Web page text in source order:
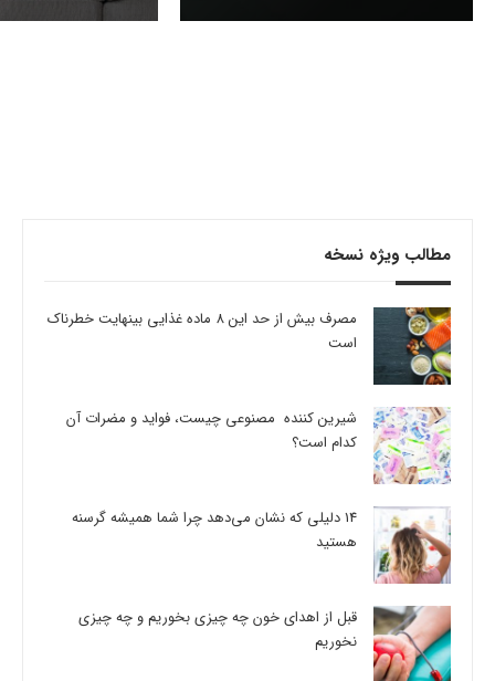
مطالب ویژه نسخه
مصرف بیش از حد این 8 ماده غذایی بینهایت خطرناک
است
شیرین کننده مصنوعی چیست، فواید و مضرات آن
کدام است؟
14 دلیلی که نشان می‌دهد چرا شما همیشه گرسنه
هستید
قبل از اهدای خون چه چیزی بخوریم و چه چیزی
نخوریم